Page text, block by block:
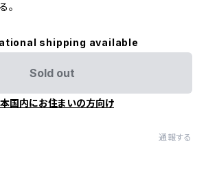
。
shipping available
Sold out
国内にお住まいの方向け
通報する